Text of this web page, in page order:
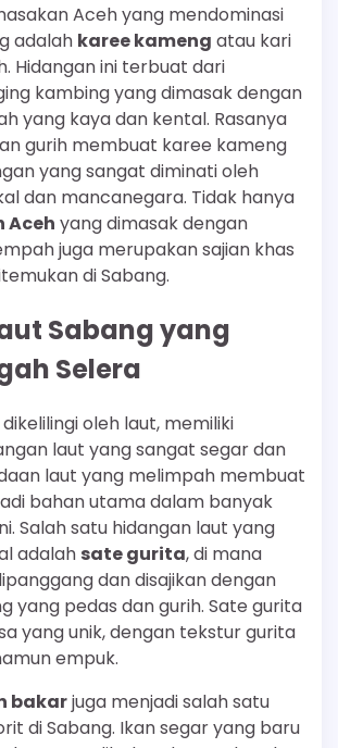
Aceh yang mendominasi
adalah karee kameng atau kari
Hidangan ini terbuat dari
kambing yang dimasak dengan
yang kaya dan kental. Rasanya
gurih membuat karee kameng
yang sangat diminati oleh
dan mancanegara. Tidak hanya
Aceh yang dimasak dengan
juga merupakan sajian khas
di Sabang.
Sabang yang
Selera
oleh laut, memiliki
laut yang sangat segar dan
laut yang melimpah membuat
bahan utama dalam banyak
Salah satu hidangan laut yang
adalah sate gurita, di mana
dan disajikan dengan
yang pedas dan gurih. Sate gurita
yang unik, dengan tekstur gurita
empuk.
bakarjuga menjadi salah satu
di Sabang. Ikan segar yang baru